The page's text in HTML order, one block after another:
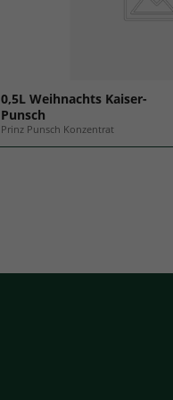
0,5L Weihnachts Kaiser-
Punsch
Prinz Punsch Konzentrat